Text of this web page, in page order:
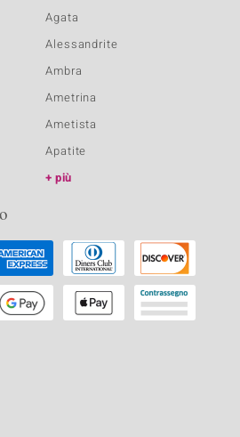
Agata
Alessandrite
Ambra
Ametrina
Ametista
Apatite
più